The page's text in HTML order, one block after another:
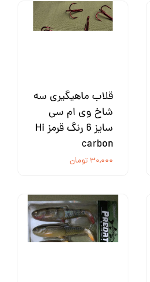
قلاب ماهیگیری سه
شاخ ‌وی ام سی
سایز 6 رنگ قرمز Hi
carbon
۳۰,۰۰۰ تومان